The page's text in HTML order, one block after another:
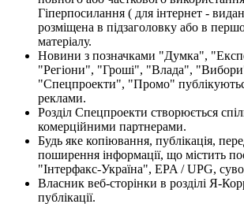
Гіперпосилання ( для інтернет -
розміщена в підзаголовку або в
матеріалу.
Новини з позначками "Думка",
"Регіони", "Гроші", "Влада",
"Спецпроекти", "Промо"
реклами.
Розділ Спецпроекти створюється
комерційними партнерами.
Будь яке копіювання, публікація,
поширення інформації, що містить
"Інтерфакс-Україна", EPA / UPG,
Власник веб-сторінки в розділі Я-
публікації.